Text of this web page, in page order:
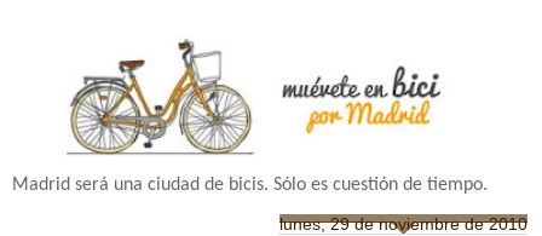
Madrid será una ciudad de bicis. Sólo es cuestión de tiempo.
lunes, 29 de noviembre de 2010